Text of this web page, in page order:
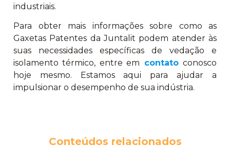
industriais.
Para obter mais informações sobre como as
Gaxetas Patentes da Juntalit podem atender às
suas necessidades específicas de vedação e
isolamento térmico, entre em contatoconosco
hoje mesmo. Estamos aqui para ajudar a
impulsionar o desempenho de sua indústria.
Conteúdos relacionados